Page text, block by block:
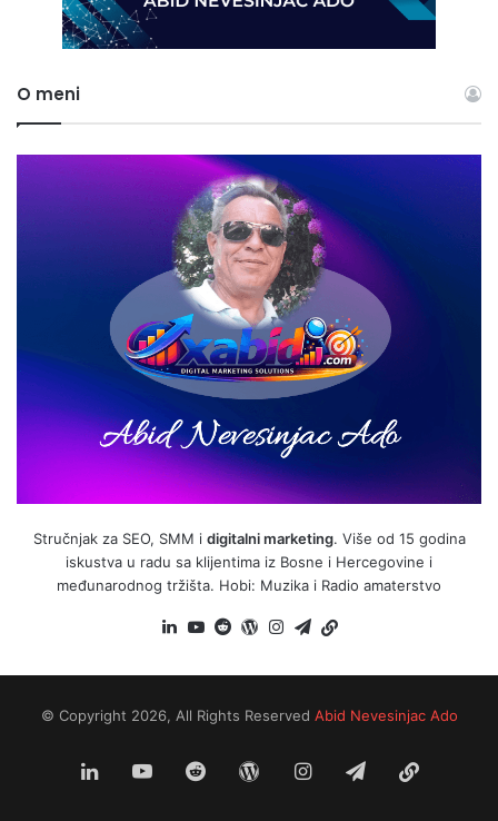
O meni
Stručnjak za SEO, SMM i digitalni marketing. Više od 15 godina
iskustva u radu sa klijentima iz Bosne i Hercegovine i
međunarodnog tržišta. Hobi: Muzika i Radio amaterstvo
LinkedIn
YouTube
RedditWordPress
Instagram
Telegram
© Copyright 2026, All Rights Reserved Abid Nevesinjac Ado
LinkedInYouTubeRedditWordPressInstagram
Telegram
BiH